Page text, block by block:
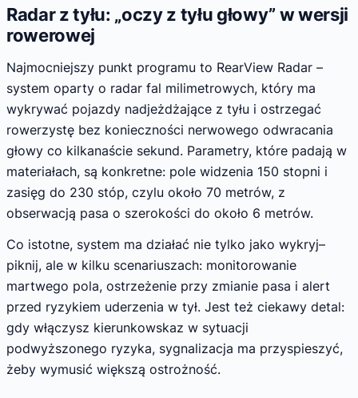
Radar z tyłu: „oczy z tyłu głowy” w wersji
rowerowej
Najmocniejszy punkt programu to RearView Radar –
system oparty o radar fal milimetrowych, który ma
wykrywać pojazdy nadjeżdżające z tyłu i ostrzegać
rowerzystę bez konieczności nerwowego odwracania
głowy co kilkanaście sekund. Parametry, które padają w
materiałach, są konkretne: pole widzenia 150 stopni i
zasięg do 230 stóp, czylu około 70 metrów, z
obserwacją pasa o szerokości do około 6 metrów.
Co istotne, system ma działać nie tylko jako wykryj–
piknij, ale w kilku scenariuszach: monitorowanie
martwego pola, ostrzeżenie przy zmianie pasa i alert
przed ryzykiem uderzenia w tył. Jest też ciekawy detal:
gdy włączysz kierunkowskaz w sytuacji
podwyższonego ryzyka, sygnalizacja ma przyspieszyć,
żeby wymusić większą ostrożność.